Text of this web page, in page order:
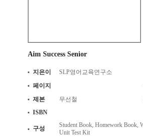
Aim Success Senior
지은이
SLP영어교육연구소
페이지
제본
무선철
ISBN
구성
Student Book, Homework Book,
Unit Test Kit